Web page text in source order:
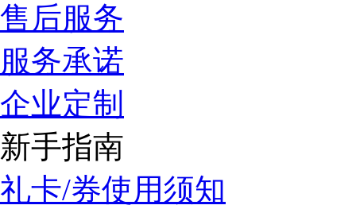
售后服务
服务承诺
企业定制
新手指南
礼卡/券使用须知